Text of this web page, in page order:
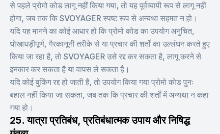
से पहले प्रोमो कोड लागू नहीं किया गया, तो यह पूर्वव्यापी रूप से लागू नहीं
होगा, जब तक कि SVOYAGER स्पष्ट रूप से अन्यथा सहमत न हो।
यदि यह मानने का कोई आधार हो कि प्रोमो कोड का उपयोग अनुचित,
धोखाधड़ीपूर्ण, गैरकानूनी तरीके से या प्रचार की शर्तों का उल्लंघन करते हुए
किया जा रहा है, तो SVOYAGER उसे रद्द कर सकता है, लागू करने से
इनकार कर सकता है या वापस ले सकता है।
यदि कोई बुकिंग रद्द हो जाती है, तो उपयोग किया गया प्रोमो कोड पुनः
बहाल नहीं किया जा सकता, जब तक कि प्रचार की शर्तों में अन्यथा न कहा
गया हो।
25. यात्रा प्रतिबंध, प्रतिबंधात्मक उपाय और निषिद्ध